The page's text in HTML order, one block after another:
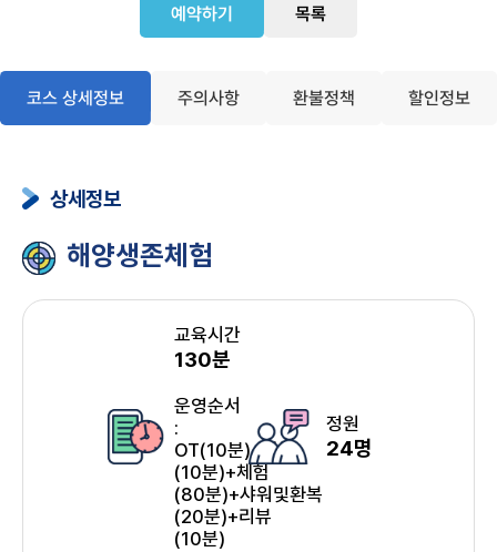
예약하기 목록
코스 상세정보 주의사항 환불정책 할인정보
상세정보
해양생존체험
교육시간
130분
운영순서
:
OT(10분)+환복
(10분)+체험
(80분)+샤워및환복
(20분)+리뷰
(10분)
정원
24명